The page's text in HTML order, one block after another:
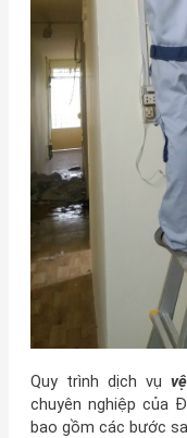
Quy trình dịch vụ
chuyên nghiệp của
bao gồm các bước